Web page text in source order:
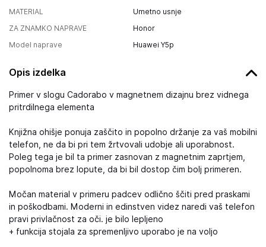
MATERIAL
Umetno usnje
ZA ZNAMKO NAPRAVE
Honor
Model naprave
Huawei Y5p
Opis izdelka
Primer v slogu Cadorabo v magnetnem dizajnu brez vidnega
pritrdilnega elementa
Knjižna ohišje ponuja zaščito in popolno držanje za vaš mobilni
telefon, ne da bi pri tem žrtvovali udobje ali uporabnost.
Poleg tega je bil ta primer zasnovan z magnetnim zaprtjem,
popolnoma brez lopute, da bi bil dostop čim bolj primeren.
Močan material v primeru padcev odlično ščiti pred praskami
in poškodbami. Moderni in edinstven videz naredi vaš telefon
pravi privlačnost za oči. je bilo lepljeno
+ funkcija stojala za spremenljivo uporabo je na voljo